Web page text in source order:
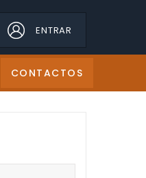
ENTRAR
CONTACTOS